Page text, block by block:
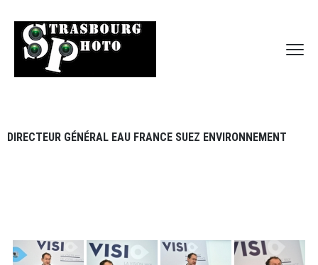
DIRECTEUR GÉNÉRAL EAU FRANCE SUEZ ENVIRONNEMENT